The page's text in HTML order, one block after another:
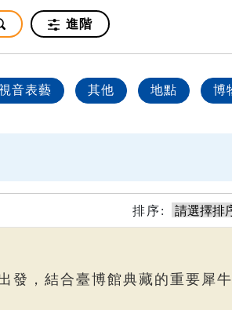
進階
音表藝 其他 地點 博
排序:
發，結合臺博館典藏的重要犀